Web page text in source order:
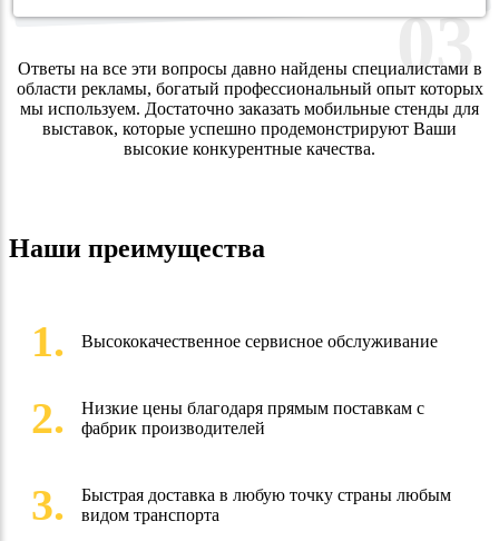
03
Ответы на все эти вопросы давно найдены специалистами в
области рекламы, богатый профессиональный опыт которых
мы используем. Достаточно заказать мобильные стенды для
выставок, которые успешно продемонстрируют Ваши
высокие конкурентные качества.
Наши преимущества
1. Высококачественное сервисное обслуживание
2.
Низкие цены благодаря прямым поставкам с
фабрик производителей
3.
Быстрая доставка в любую точку страны любым
видом транспорта